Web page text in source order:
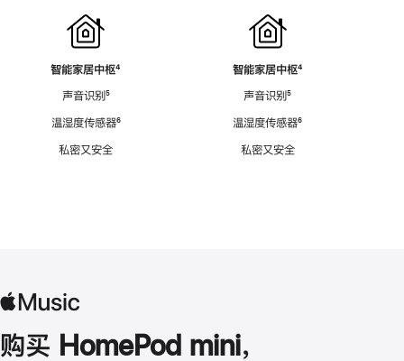
智能家居中枢脚
⁴
声音识别脚
⁵
温湿度传感器脚
⁶
私密又安全
智能家居中枢脚
⁴
声音识别脚
⁵
温湿度传感器脚
⁶
私密又安全
购买 HomePod mini，